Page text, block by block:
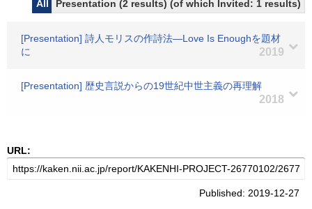
All
Presentation (2 results) (of which Invited: 1 results)
[Presentation] 詩人モリスの作詩法―Love Is Enoughを題材
に
2019
[Presentation] 歴史言説からの19世紀中世主義の再理解
2018
URL:
Published: 2019-12-27